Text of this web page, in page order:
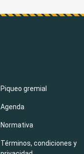
Piqueo gremial
Agenda
Normativa
Términos, condiciones y